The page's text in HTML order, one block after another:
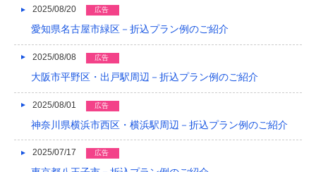
2018/09
2018/08
2018/07
2018/06
2025/08/20 広告
愛知県名古屋市緑区－折込プラン例のご紹介
2025/08/08 広告
大阪市平野区・出戸駅周辺－折込プラン例のご紹介
2025/08/01 広告
神奈川県横浜市西区・横浜駅周辺－折込プラン例のご紹介
2025/07/17 広告